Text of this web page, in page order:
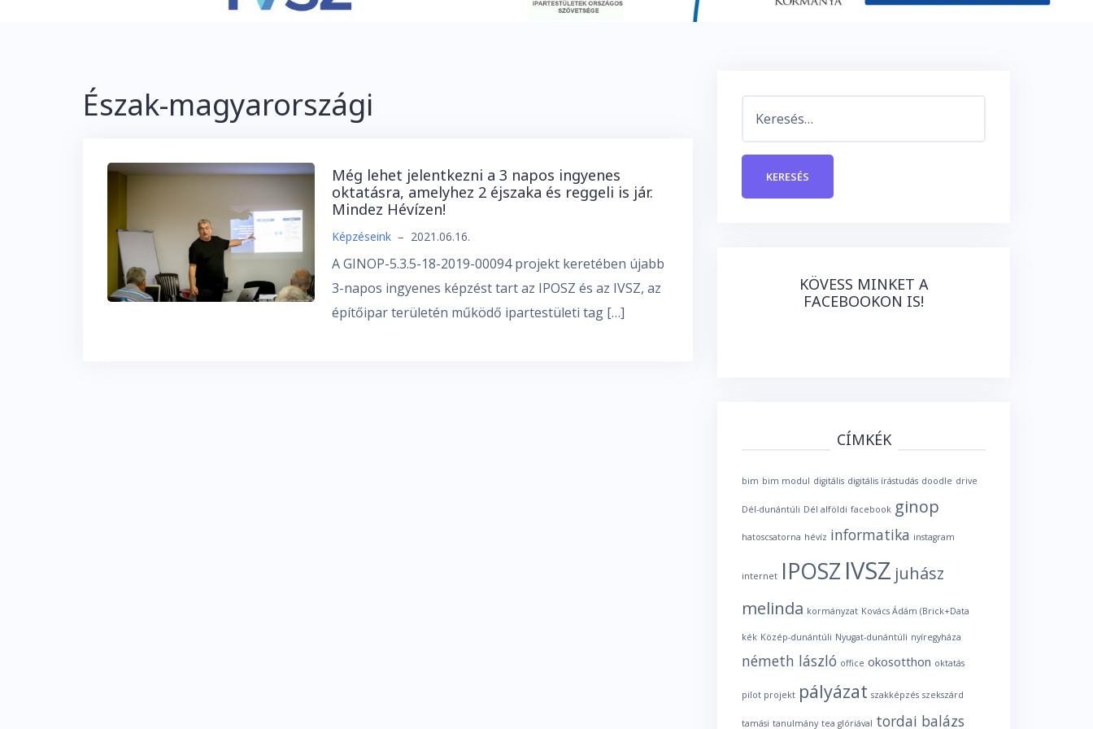
Észak-magyarországi
Még lehet jelentkezni a 3 napos ingyenes
oktatásra, amelyhez 2 éjszaka és reggeli is jár.
Mindez Hévízen!
Képzéseink – 2021.06.16.
A GINOP-5.3.5-18-2019-00094 projekt keretében újabb
3-napos ingyenes képzést tart az IPOSZ és az IVSZ, az
építőipar területén működő ipartestületi tag […]
KÖVESS MINKET A
FACEBOOKON IS!
CÍMKÉK
bim bim modul digitális digitális írástudás doodle drive
Dél-dunántúli Dél alföldi facebook ginop
hatoscsatorna hévíz informatika instagram
internet IPOSZ IVSZ juhász
melinda kormányzat Kovács Ádám (Brick+Data
kék Közép-dunántúli Nyugat-dunántúli nyíregyháza
németh lászló office okosotthon oktatás
pilot projekt pályázat szakképzés szekszárd
tamási tanulmány tea glóriával tordai balázs